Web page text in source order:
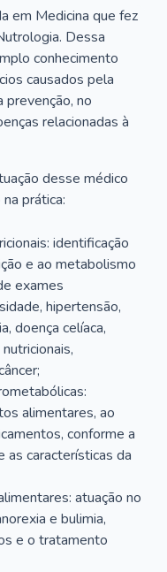
em Medicina que fez
Dessa
conhecimento
causados pela
no
relacionadas à
desse médico
prática:
identificação
e ao metabolismo
exames
hipertensão,
doença celíaca,
alimentares, ao
conforme a
as características da
atuação no
e bulimia,
e o tratamento